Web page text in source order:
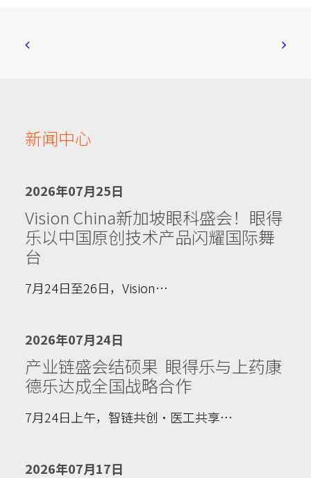
新闻中心
2026年07月25日
Vision China新加坡眼科盛会！眼得
乐以中国原创技术产品闪耀国际舞
台
7月24日至26日，Vision…
2026年07月24日
产业链盛会结硕果 眼得乐与上药康
德乐达成全国战略合作
7月24日上午，智链共创·医工共享…
2026年07月17日